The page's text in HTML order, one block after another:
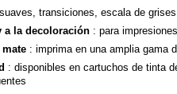
transiciones, escala de
a la decoloración: para
: imprima en una amplia gama
: disponibles en cartuchos de tinta